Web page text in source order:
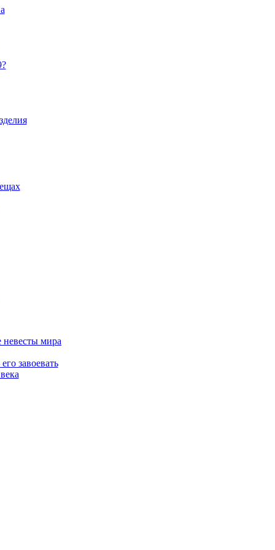
мира
завоевать